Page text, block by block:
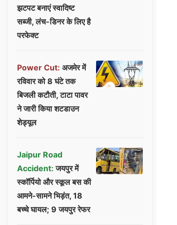
झटपट बनाएं स्वादिष्ट
सब्जी, लंच-डिनर के लिए है
परफेक्ट
Power Cut: अजमेर में
रविवार को 8 घंटे तक
बिजली कटौती, टाटा पावर
ने जारी किया शटडाउन
शेड्यूल
Jaipur Road
Accident: जयपुर में
स्कॉर्पियो और स्कूल बस की
आमने-सामने भिड़ंत, 18
बच्चे घायल; 9 जयपुर रेफर